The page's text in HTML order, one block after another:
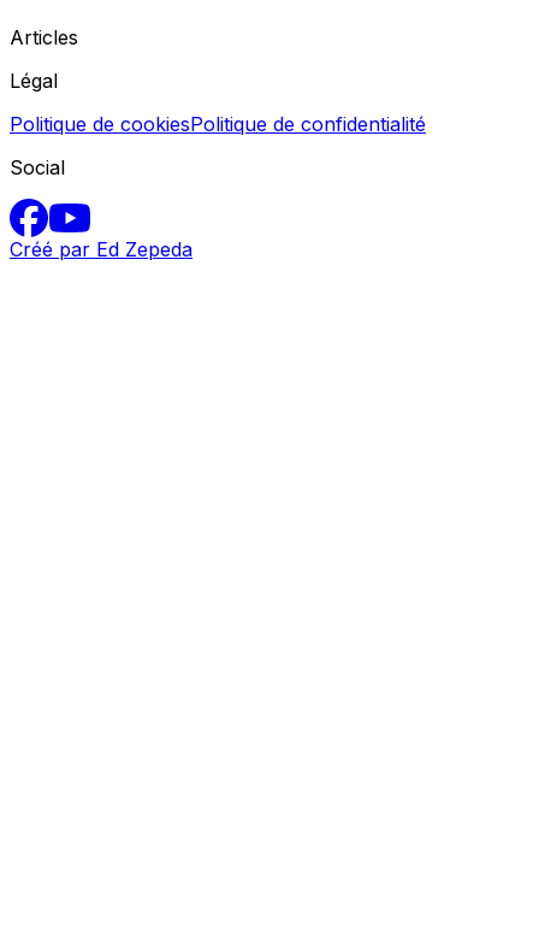
Articles
Légal
Politique de cookiesPolitique de confidentialité
Social
Créé par Ed Zepeda